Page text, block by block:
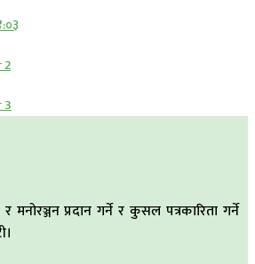
प्रदान गर्ने र कुसल पत्रकारिता गर्ने